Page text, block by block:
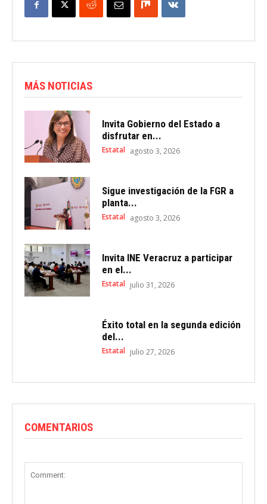
MÁS NOTICIAS
Invita Gobierno del Estado a
disfrutar en...
Estatal agosto 3, 2026
Sigue investigación de la FGR a
planta...
Estatal agosto 3, 2026
Invita INE Veracruz a participar
en el...
Estatal julio 31, 2026
Éxito total en la segunda edición
del...
Estatal julio 27, 2026
COMENTARIOS